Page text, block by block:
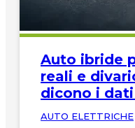
Auto ibride
reali e
dicono i
AUTO ELETTRICHE